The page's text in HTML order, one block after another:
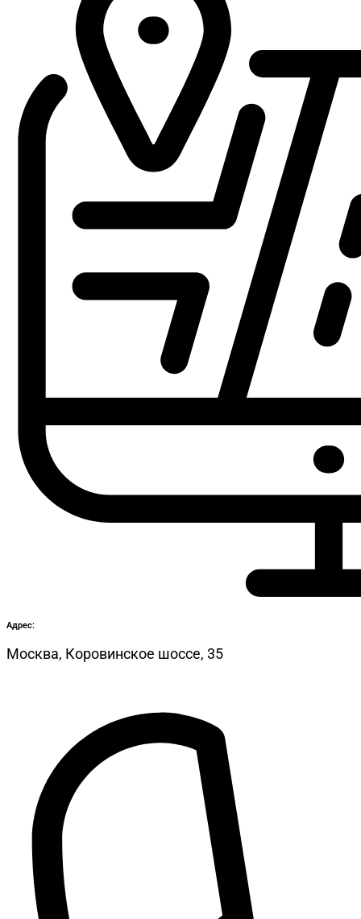
Адрес:
Москва, Коровинское шоссе, 35